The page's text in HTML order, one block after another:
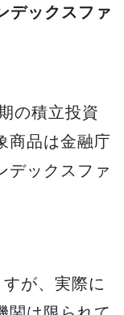
ックスファ
の積立投資
商品は金融庁
デックスファ
が、実際に